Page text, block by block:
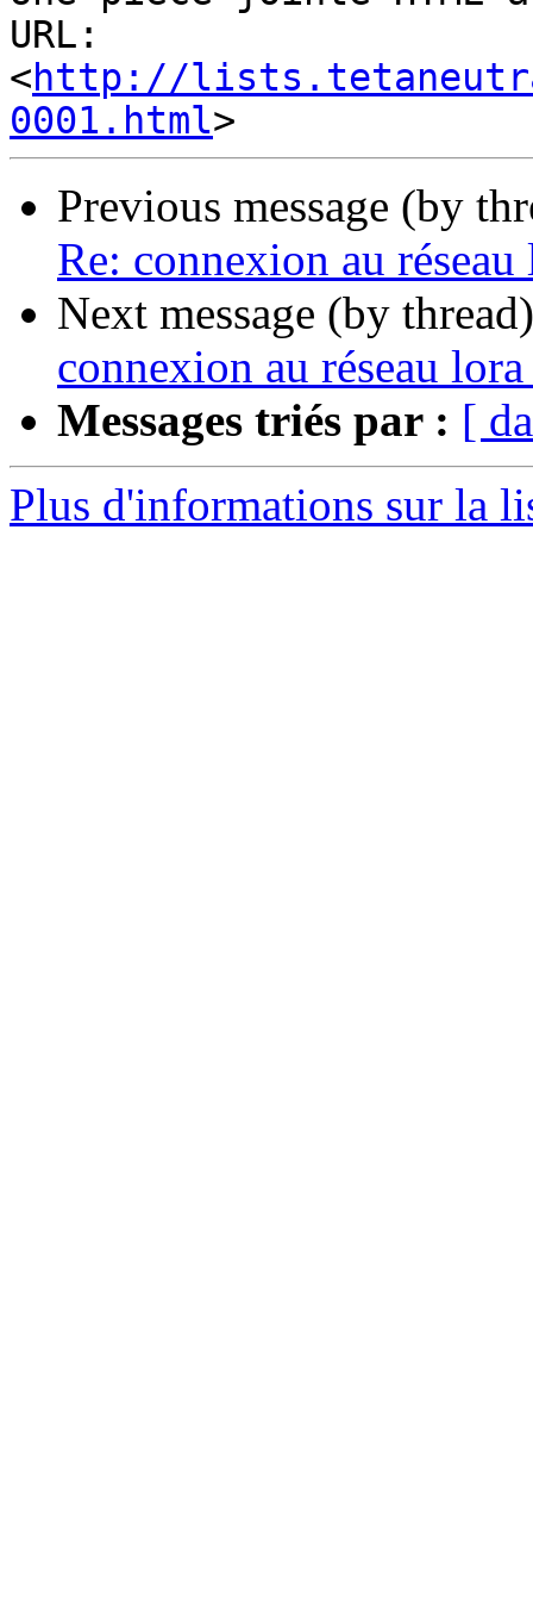
URL:
<http://
0001.html
Previous message (by
Re: connexion au
Next message (by
connexion au réseau
Messages triés par : [
Plus d'informations sur la